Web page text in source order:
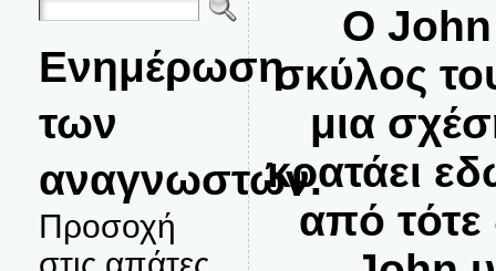
Ενημέρωση
των
αναγνωστών.
Προσοχή
Ο John
σκύλος
μια
κρατάει
από